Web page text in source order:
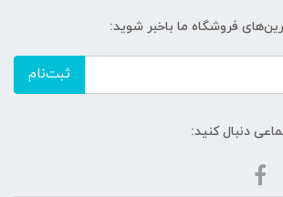
فروشگاه ما باخبر شوید:
ثبت‌نام
دنبال کنید: